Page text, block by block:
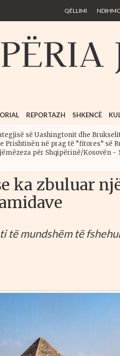
main
content
QËLLIMI
REPORTAZH SHKENCË
së Uashingtonit dhe
Prishtinën në prag të “fitores” së
për Shqipërinë/Kosovën -
ka zbuluar
të mundshëm të